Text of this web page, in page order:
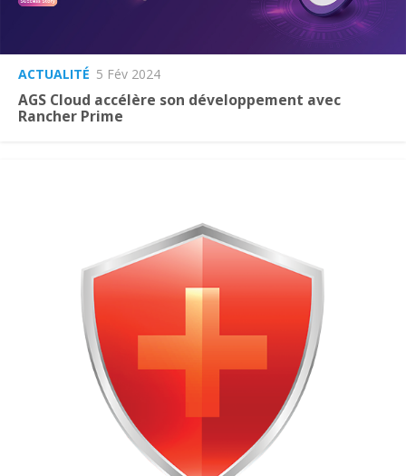
ACTUALITÉ 5 Fév 2024
AGS Cloud accélère son développement avec
Rancher Prime